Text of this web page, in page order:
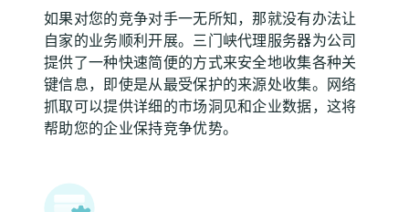
如果对您的竞争对手一无所知，那就没有办法让
自家的业务顺利开展。三门峡代理服务器为公司
提供了一种快速简便的方式来安全地收集各种关
键信息，即使是从最受保护的来源处收集。网络
抓取可以提供详细的市场洞见和企业数据，这将
帮助您的企业保持竞争优势。